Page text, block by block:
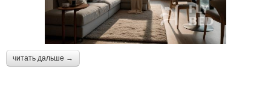
читать дальше →